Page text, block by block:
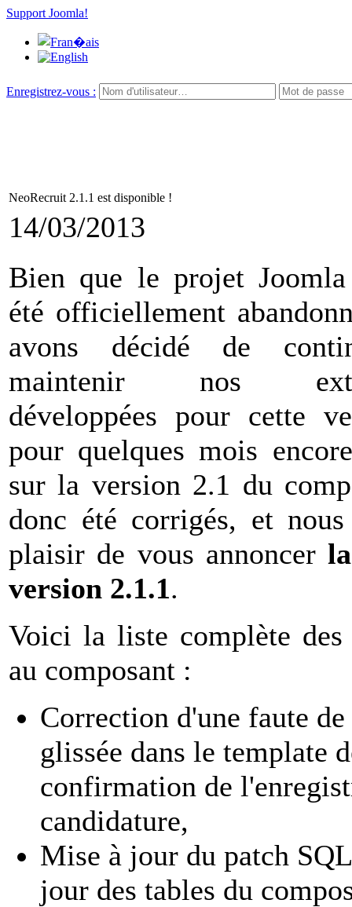
Support Joomla!
Enregistrez-vous :
NeoRecruit 2.1.1 est disponible !
14/03/2013
Bien que le projet
été officiellement
avons décidé de
maintenir nos
développées pour cette
pour quelques mois
sur la version 2.1 du
donc été corrigés, et
plaisir de vous annoncer
version 2.1.1.
Voici la liste complète des
au composant :
Correction d'une faute
glissée dans le template
confirmation de
candidature,
Mise à jour du patch
jour des tables du